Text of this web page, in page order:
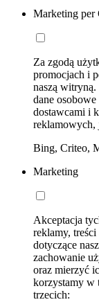
Marketing per
Za zgodą
promocjach i
naszą
dane
dostawcami i
reklamowych,
Bing, Criteo,
Marketing
Akceptacja
reklamy,
dotyczące
zachowanie
oraz mierzyć
korzystamy w
trzecich: